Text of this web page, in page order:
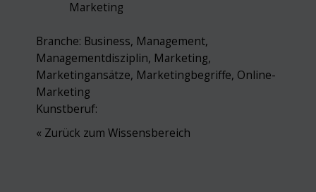
Marketing
Branche: Business, Management,
Managementdisziplin, Marketing,
Marketingansätze, Marketingbegriffe, Online-
Marketing
Kunstberuf:
« Zurück zum Wissensbereich